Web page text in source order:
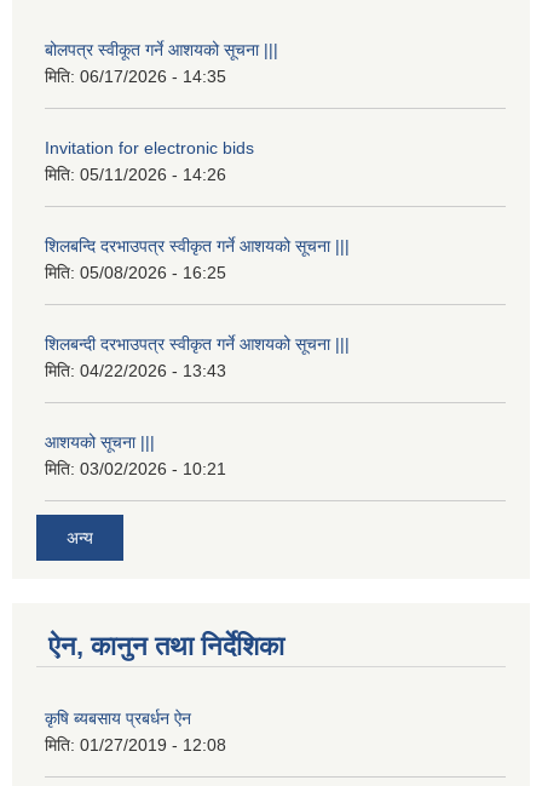
बोलपत्र स्वीकूत गर्ने आशयको सूचना |||
मिति: 06/17/2026 - 14:35
Invitation for electronic bids
मिति: 05/11/2026 - 14:26
शिलबन्दि दरभाउपत्र स्वीकृत गर्ने आशयको सूचना |||
मिति: 05/08/2026 - 16:25
शिलबन्दी दरभाउपत्र स्वीकृत गर्ने आशयको सूचना |||
मिति: 04/22/2026 - 13:43
आशयको सूचना |||
मिति: 03/02/2026 - 10:21
अन्य
ऐन, कानुन तथा निर्देशिका
कृषि ब्यबसाय प्रबर्धन ऐन
मिति: 01/27/2019 - 12:08